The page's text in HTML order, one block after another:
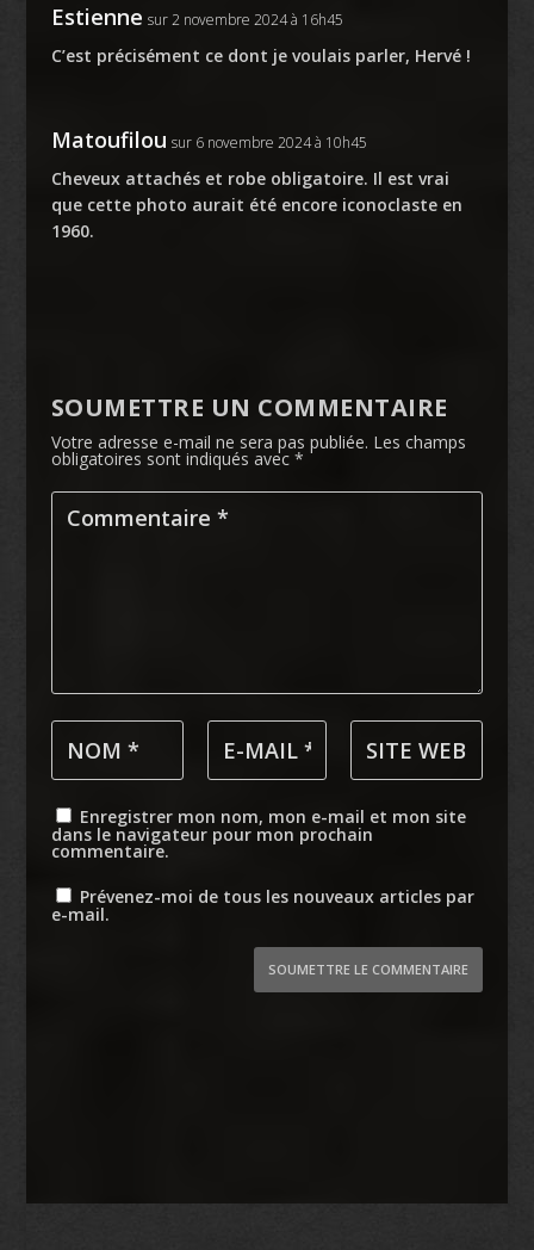
Estienne sur 2 novembre 2024 à 16h45
C’est précisément ce dont je voulais parler, Hervé !
Matoufilou sur 6 novembre 2024 à 10h45
Cheveux attachés et robe obligatoire. Il est vrai
que cette photo aurait été encore iconoclaste en
1960.
SOUMETTRE UN COMMENTAIRE
Votre adresse e-mail ne sera pas publiée. Les champs
obligatoires sont indiqués avec *
Enregistrer mon nom, mon e-mail et mon site
dans le navigateur pour mon prochain
commentaire.
Prévenez-moi de tous les nouveaux articles par
e-mail.
SOUMETTRE LE COMMENTAIRE